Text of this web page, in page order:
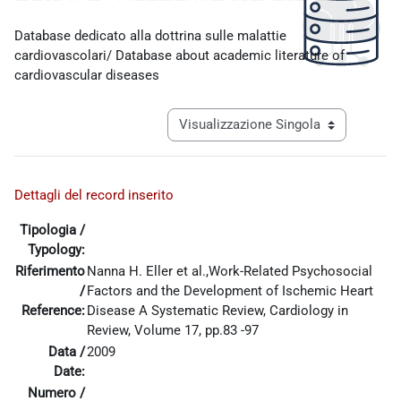
Database dedicato alla dottrina sulle malattie
cardiovascolari/ Database about academic literature of
cardiovascular diseases
Navigazione terziaria modalità
Dettagli del record inserito
Tipologia /
Typology:
Riferimento
/
Reference:
Nanna H. Eller et al.,Work-Related Psychosocial
Factors and the Development of Ischemic Heart
Disease A Systematic Review, Cardiology in
Review, Volume 17, pp.83 -97
Data /
Date:
2009
Numero /